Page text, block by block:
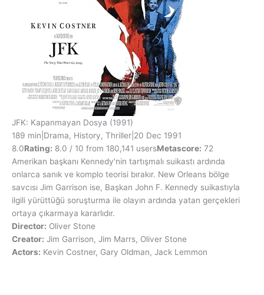
JFK: Kapanmayan Dosya (1991)
189 min Drama, History, Thriller 20 Dec 1991
8.0Rating: 8.0 / 10 from 180,141 usersMetascore: 72
Amerikan başkanı Kennedy'nin tartışmalı suikastı ardında
onlarca sanık ve komplo teorisi bırakır. New Orleans bölge
savcısı Jim Garrison ise, Başkan John F. Kennedy suikastıyla
ilgili yürüttüğü soruşturma ile olayın ardında yatan gerçekleri
ortaya çıkarmaya kararlıdır.
Director: Oliver Stone
Creator: Jim Garrison, Jim Marrs, Oliver Stone
Actors: Kevin Costner, Gary Oldman, Jack Lemmon